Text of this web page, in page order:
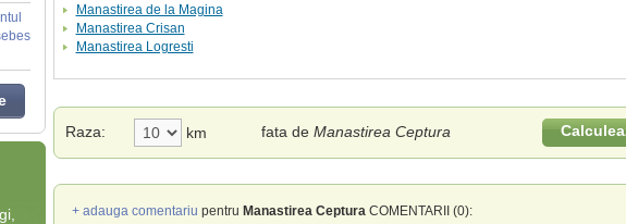
Manastirea de la Magina
Manastirea Crisan
Manastirea Logresti
Raza: km fata de Manastirea Ceptura
+ adauga comentariu pentru Manastirea CepturaCOMENTARII (0):